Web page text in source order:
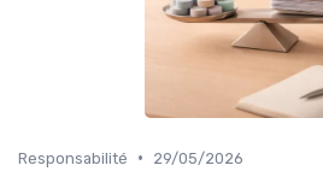
Responsabilité • 29/05/2026